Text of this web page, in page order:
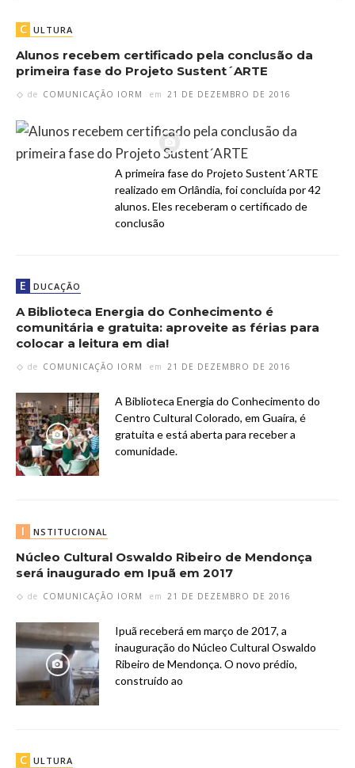
C ULTURA
Alunos recebem certificado pela conclusão da
primeira fase do Projeto Sustent´ARTE
de COMUNICAÇÃO IORM em 21 DE DEZEMBRO DE 2016
A primeira fase do Projeto Sustent´ARTE
realizado em Orlândia, foi concluída por 42
alunos. Eles receberam o certificado de
conclusão
E DUCAÇÃO
A Biblioteca Energia do Conhecimento é
comunitária e gratuita: aproveite as férias para
colocar a leitura em dia!
de COMUNICAÇÃO IORM em 21 DE DEZEMBRO DE 2016
A Biblioteca Energia do Conhecimento do
Centro Cultural Colorado, em Guaíra, é
gratuita e está aberta para receber a
comunidade.
I NSTITUCIONAL
Núcleo Cultural Oswaldo Ribeiro de Mendonça
será inaugurado em Ipuã em 2017
de COMUNICAÇÃO IORM em 21 DE DEZEMBRO DE 2016
Ipuã receberá em março de 2017, a
inauguração do Núcleo Cultural Oswaldo
Ribeiro de Mendonça. O novo prédio,
construído ao
C ULTURA